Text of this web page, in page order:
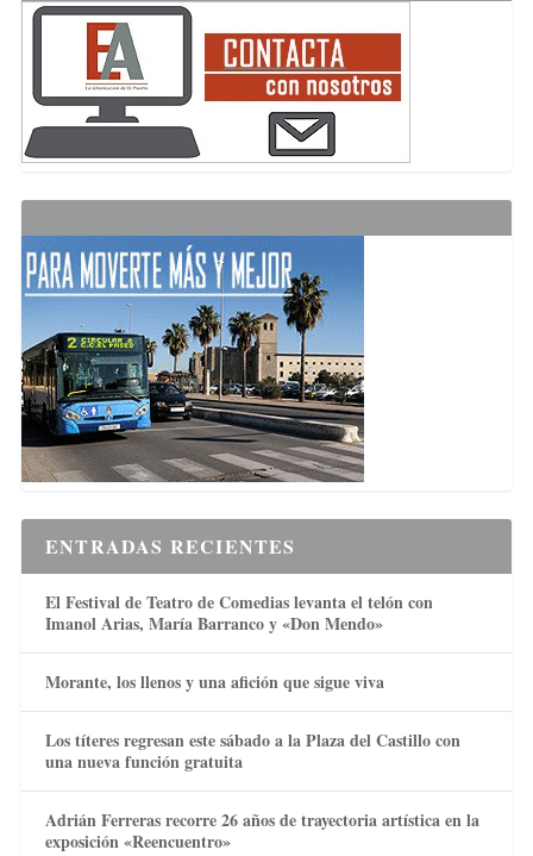
ENTRADAS RECIENTES
El Festival de Teatro de Comedias levanta el telón con
Imanol Arias, María Barranco y «Don Mendo»
Morante, los llenos y una afición que sigue viva
Los títeres regresan este sábado a la Plaza del Castillo con
una nueva función gratuita
Adrián Ferreras recorre 26 años de trayectoria artística en la
exposición «Reencuentro»